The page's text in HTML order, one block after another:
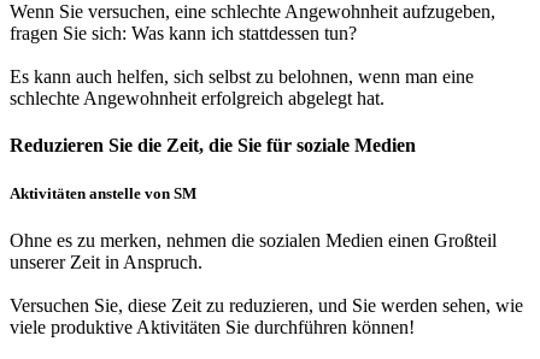
Wenn Sie versuchen, eine schlechte Angewohnheit aufzugeben,
fragen Sie sich: Was kann ich stattdessen tun?
Es kann auch helfen, sich selbst zu belohnen, wenn man eine
schlechte Angewohnheit erfolgreich abgelegt hat.
Reduzieren Sie die Zeit, die Sie für soziale Medien
Aktivitäten anstelle von SM
Ohne es zu merken, nehmen die sozialen Medien einen Großteil
unserer Zeit in Anspruch.
Versuchen Sie, diese Zeit zu reduzieren, und Sie werden sehen, wie
viele produktive Aktivitäten Sie durchführen können!